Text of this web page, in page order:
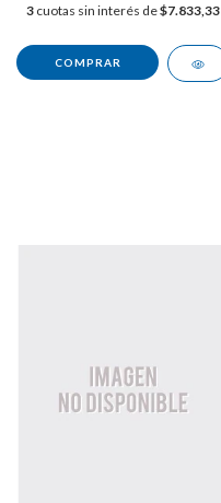
3 cuotas sin interés de$7.833,33